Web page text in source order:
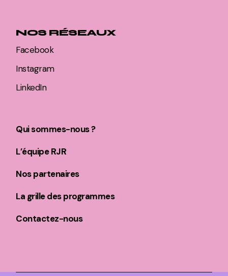
NOS RÉSEAUX
Facebook
Instagram
LinkedIn
Qui sommes-nous ?
L’équipe RJR
Nos partenaires
La grille des programmes
Contactez-nous